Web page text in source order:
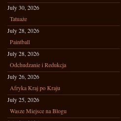
July 30, 2026
Tatuaże
July 28, 2026
Paintball
July 28, 2026
Odchudzanie i Redukcja
July 26, 2026
Afryka Kraj po Kraju
July 25, 2026
Wasze Miejsce na Blogu